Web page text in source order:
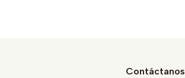
Contáctanos